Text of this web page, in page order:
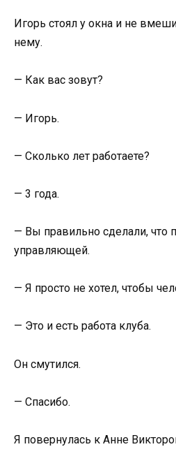
Игорь стоял у окна и не
нему.
— Как вас зовут?
— Игорь.
— Сколько лет работаете?
— 3 года.
— Вы правильно сделали, что
управляющей.
— Я просто не хотел, чтобы
— Это и есть работа клуба.
Он смутился.
— Спасибо.
Я повернулась к Анне